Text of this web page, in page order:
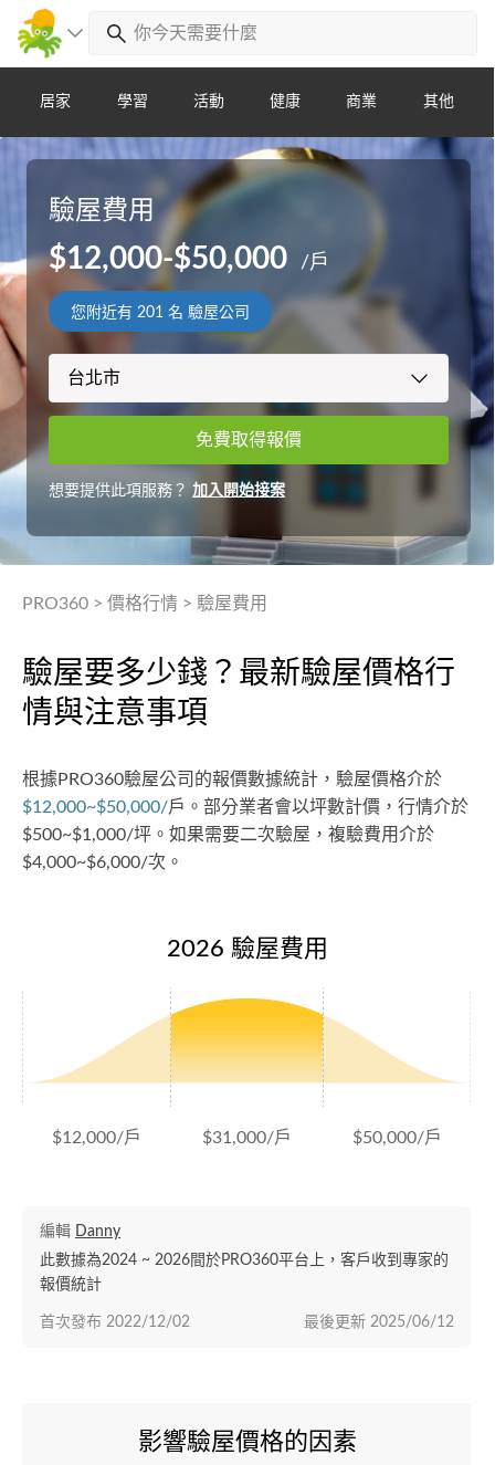
居家 學習 活動 健康 商業 其他
驗屋費用
$12,000-$50,000 /戶
您附近有201 名 驗屋公司
免費取得報價
想要提供此項服務？加入開始接案
PRO360 > 價格行情 > 驗屋費用
驗屋要多少錢？最新驗屋價格行
情與注意事項
根據PRO360驗屋公司的報價數據統計，驗屋價格介於
$12,000~$50,000/戶。部分業者會以坪數計價，行情介於
$500~$1,000/坪。如果需要二次驗屋，複驗費用介於
$4,000~$6,000/次。
2026 驗屋費用
$12,000/戶 $31,000/戶 $50,000/戶
編輯 Danny
此數據為2024 ~ 2026間於PRO360平台上，客戶收到專家的
報價統計
最後更新 2025/06/12
首次發布 2022/12/02
影響驗屋價格的因素